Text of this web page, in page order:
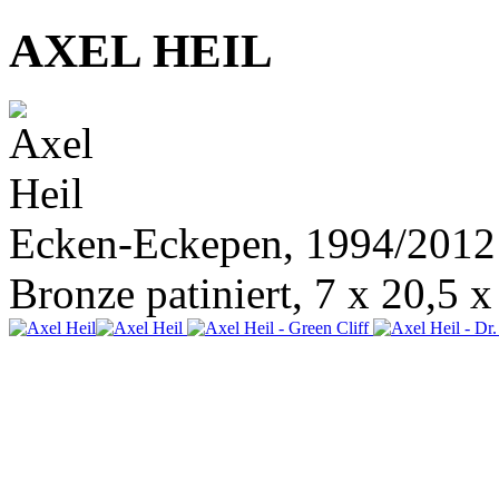
AXEL HEIL
Ecken-Eckepen, 1994/2012
Bronze patiniert, 7 x 20,5